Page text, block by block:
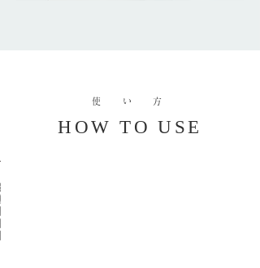
使 い 方
HOW TO USE